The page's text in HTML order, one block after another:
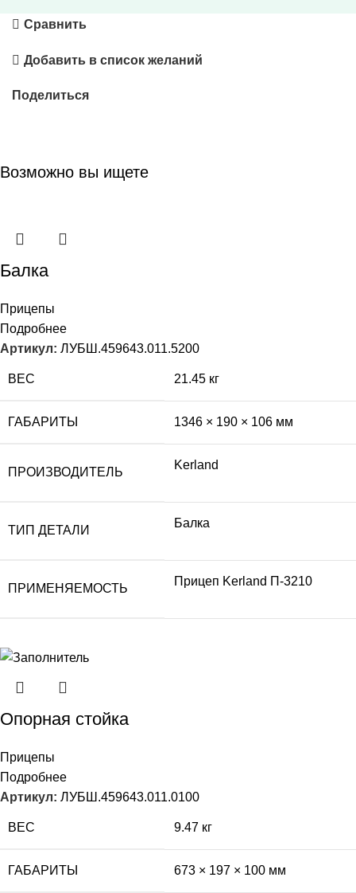
Сравнить
Добавить в список желаний
Поделиться
Возможно вы ищете
Балка
Прицепы
Подробнее
Артикул: ЛУБШ.459643.011.5200
ВЕС 21.45 кг
ГАБАРИТЫ 1346 × 190 × 106 мм
ПРОИЗВОДИТЕЛЬ
Kerland
ТИП ДЕТАЛИ
Балка
ПРИМЕНЯЕМОСТЬ
Прицеп Kerland П-3210
Опорная стойка
Прицепы
Подробнее
Артикул: ЛУБШ.459643.011.0100
ВЕС 9.47 кг
ГАБАРИТЫ 673 × 197 × 100 мм